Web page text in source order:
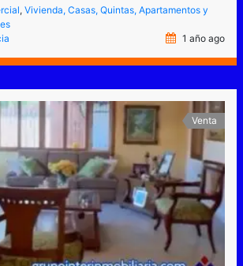
,Vivienda, Casas, Quintas, Apartamentos y
1 año ago
Venta